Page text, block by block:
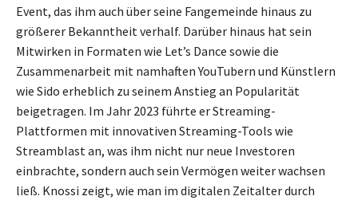
Event, das ihm auch über seine Fangemeinde hinaus zu
größerer Bekanntheit verhalf. Darüber hinaus hat sein
Mitwirken in Formaten wie Let’s Dance sowie die
Zusammenarbeit mit namhaften YouTubern und Künstlern
wie Sido erheblich zu seinem Anstieg an Popularität
beigetragen. Im Jahr 2023 führte er Streaming-
Plattformen mit innovativen Streaming-Tools wie
Streamblast an, was ihm nicht nur neue Investoren
einbrachte, sondern auch sein Vermögen weiter wachsen
ließ. Knossi zeigt, wie man im digitalen Zeitalter durch